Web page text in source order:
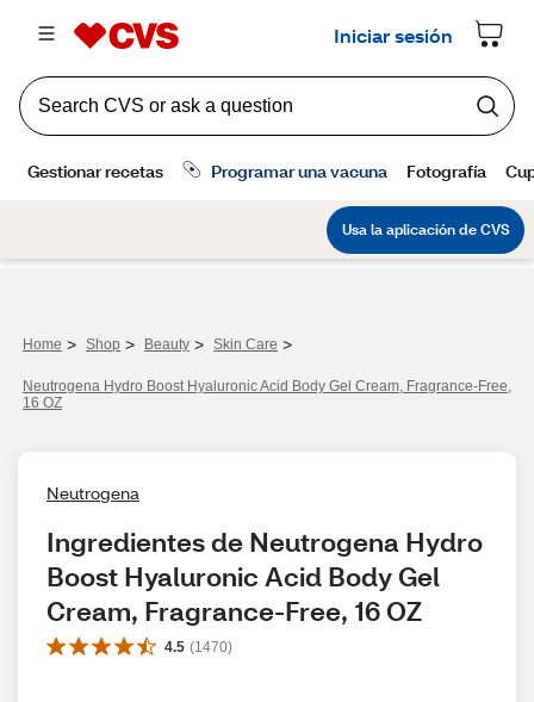
Home > Shop > Beauty > Skin Care >
Neutrogena Hydro Boost Hyaluronic Acid Body Gel Cream, Fragrance-Free,
16 OZ
Neutrogena
Ingredientes de Neutrogena Hydro
Boost Hyaluronic Acid Body Gel
Cream, Fragrance-Free, 16 OZ
4.5 (1470)